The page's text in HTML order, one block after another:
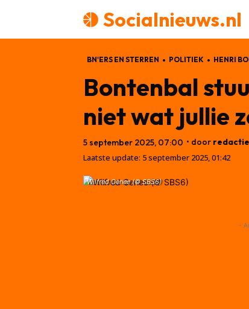
Socialnieuws.nl
BN'ERS EN STERREN POLITIEK HENRI
Bontenbal
niet wat jullie
5 september 2025, 07:00 • door redactie
Laatste update: 5 september 2025, 01:42
Wilfred Genee (© SBS6)
-